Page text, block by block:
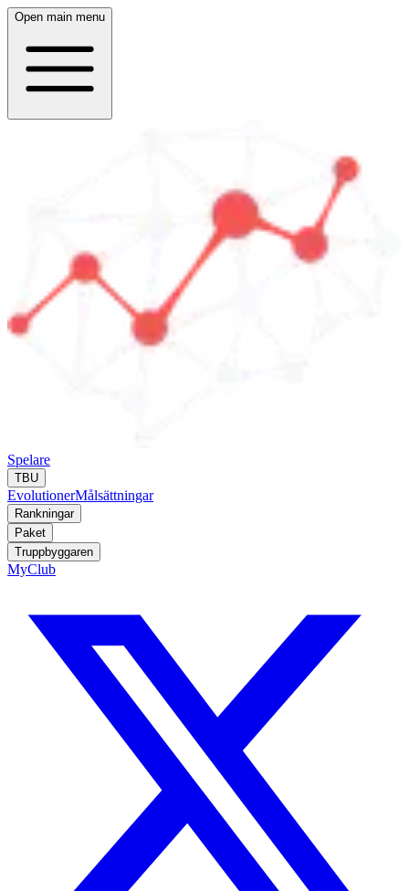
Open main menu
Spelare
TBU
EvolutionerMålsättningar
Rankningar
Paket
Truppbyggaren
MyClub